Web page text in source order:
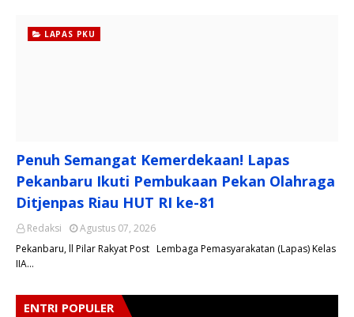
LAPAS PKU
Penuh Semangat Kemerdekaan! Lapas
Pekanbaru Ikuti Pembukaan Pekan Olahraga
Ditjenpas Riau HUT RI ke-81
Redaksi
Agustus 07, 2026
Pekanbaru, ll Pilar Rakyat Post Lembaga Pemasyarakatan (Lapas) Kelas
IIA…
ENTRI POPULER